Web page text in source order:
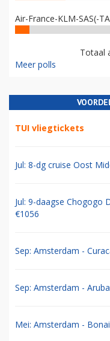
Air-France-KLM-SAS(-
Totaal
Meer polls
TUI vliegtickets
Jul: 8-dg cruise Oost
Jul: 9-daagse Chogogo
€1056
Sep: Amsterdam -
Sep: Amsterdam -
Mei: Amsterdam -